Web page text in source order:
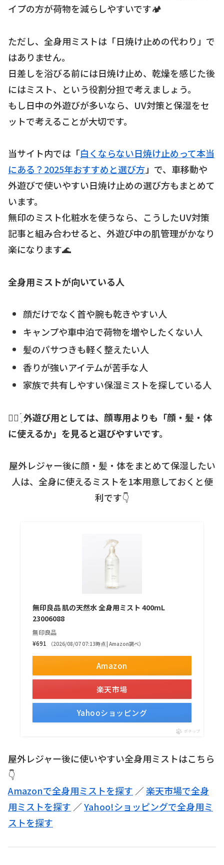
イプの方が荷物を減らしやすいです🏕️
ただし、全身用ミストは「日焼け止めの代わり」で
はありません。
日差しを浴びる前には日焼け止め、乾燥を感じた後
にはミスト、という役割分担で考えましょう。
もし日中の外遊びが多いなら、UV対策と保湿をセ
ットで考えることが大切です。
当サイト内では「白くならない日焼け止めって本当
にある？2025年おすすめと選び方」で、車移動や
外遊びで使いやすい日焼け止めの選び方もまとめて
います。
無印のミスト化粧水を使うなら、こうしたUV対策
記事と組み合わせると、外遊び中の肌管理がかなり
楽になります🌊
全身用ミストが向いている人
顔だけでなく首や腕も乾きやすい人
キャンプや車中泊で荷物を増やしたくない人
髪のパサつきも軽く整えたい人
香りが強いアイテムが苦手な人
家族で共有しやすい保湿ミストを探している人
☝🏻 ̖́外遊び用としては、顔専用よりも「顔・髪・体
に使えるか」を見ると選びやすいです。
屋外レジャー後に顔・髪・体をまとめて保湿したい
人は、全身に使えるミストを1本用意しておくと便
利です👇
無印良品 肌の天然水 全身用ミスト 400mL
23006088
無印良品
¥691
（2026/08/07 07:13時点 | Amazon調べ）
Amazon
楽天市場
Yahooショッピング
ポチップ
屋外レジャー後に使いやすい全身用ミストはこちら
👇
Amazonで全身用ミストを探す ／楽天市場で全身
用ミストを探す ／Yahoo!ショッピングで全身用ミ
ストを探す